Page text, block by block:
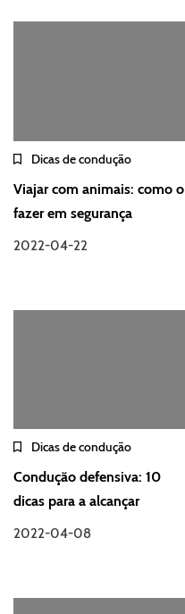
Dicas de condução
Viajar com animais: como o
fazer em segurança
2022-04-22
Dicas de condução
Condução defensiva: 10
dicas para a alcançar
2022-04-08